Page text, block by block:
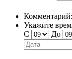
Комментарий:
Укажите
С
До